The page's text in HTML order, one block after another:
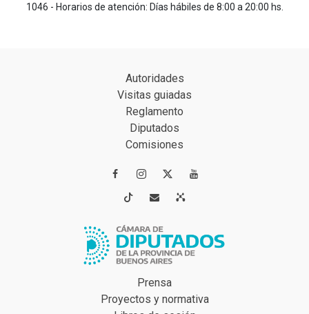
1046 - Horarios de atención: Días hábiles de 8:00 a 20:00 hs.
Autoridades
Visitas guiadas
Reglamento
Diputados
Comisiones
 
 
Prensa
Proyectos y normativa